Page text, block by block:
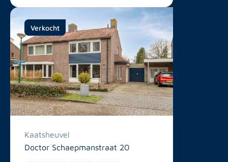
Verkocht
Kaatsheuvel
Doctor Schaepmanstraat 20